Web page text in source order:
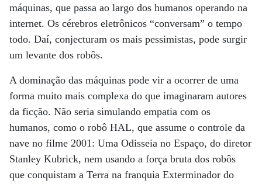
máquinas, que passa ao largo dos humanos operando na
internet. Os cérebros eletrônicos “conversam” o tempo
todo. Daí, conjecturam os mais pessimistas, pode surgir
um levante dos robôs.
A dominação das máquinas pode vir a ocorrer de uma
forma muito mais complexa do que imaginaram autores
da ficção. Não seria simulando empatia com os
humanos, como o robô HAL, que assume o controle da
nave no filme 2001: Uma Odisseia no Espaço, do diretor
Stanley Kubrick, nem usando a força bruta dos robôs
que conquistam a Terra na franquia Exterminador do